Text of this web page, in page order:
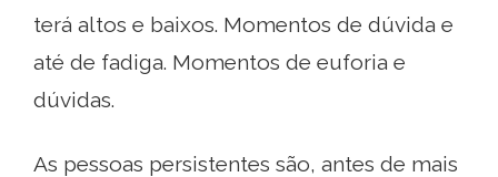
terá altos e baixos. Momentos de dúvida e
até de fadiga. Momentos de euforia e
dúvidas.
As pessoas persistentes são, antes de mais